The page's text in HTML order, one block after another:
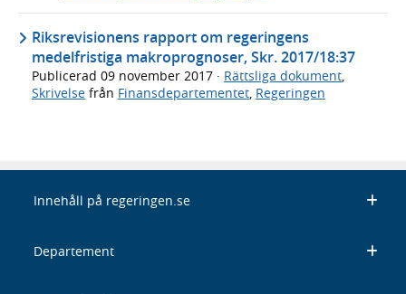
Riksrevisionens rapport om regeringens
medelfristiga makroprognoser, Skr. 2017/18:37
Publicerad 09 november 2017 · Rättsliga dokument,
Skrivelse från Finansdepartementet, Regeringen
Innehåll på regeringen.se
Departement